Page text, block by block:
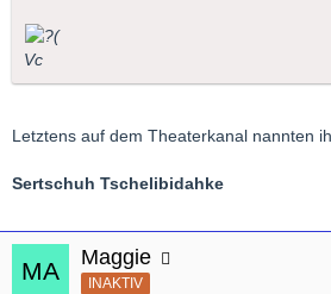
Vc
Letztens auf dem Theaterkanal nannten
Sertschuh Tschelibidahke
Maggie
INAKTIV